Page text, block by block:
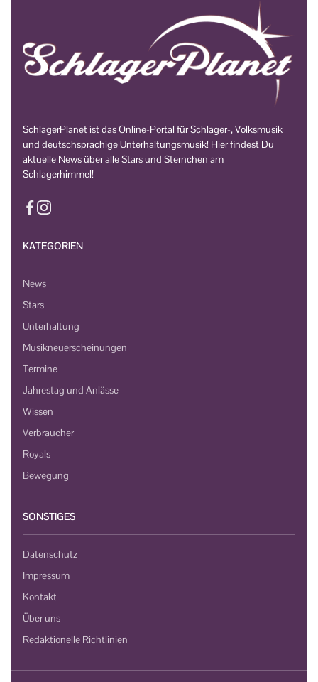
SchlagerPlanet ist das Online-Portal für Schlager-, Volksmusik
und deutschsprachige Unterhaltungsmusik! Hier findest Du
aktuelle News über alle Stars und Sternchen am
Schlagerhimmel!
KATEGORIEN
News
Stars
Unterhaltung
Musikneuerscheinungen
Termine
Jahrestag und Anlässe
Wissen
Verbraucher
Royals
Bewegung
SONSTIGES
Datenschutz
Impressum
Kontakt
Über uns
Redaktionelle Richtlinien